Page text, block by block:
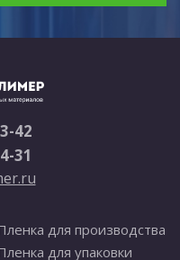
42
31
для производства
для упаковки